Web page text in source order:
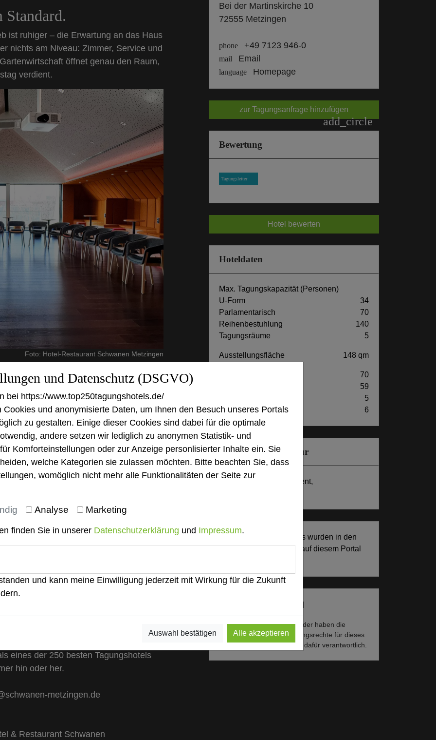
und Datenschutz (DSGVO)
bei https://www.top250tagungshotels.de/
Cookies und anonymisierte Daten, um Ihnen den Besuch unseres Portals
zu gestalten. Einige dieser Cookies sind dabei für die optimale
andere setzen wir lediglich zu anonymen Statistik- und
Komforteinstellungen oder zur Anzeige personlisierter Inhalte ein. Sie
welche Kategorien sie zulassen möchten. Bitte beachten Sie, dass
womöglich nicht mehr alle Funktionalitäten der Seite zur
Analyse Marketing
finden Sie in unserer Datenschutzerklärung und Impressum.
und kann meine Einwilligung jederzeit mit Wirkung für die Zukunft
Auswahl bestätigen Alle akzeptieren
Standard.
ist ruhiger – die Erwartung an das Haus
nichts am Niveau: Zimmer, Service und
öffnet genau den Raum,
verdient.
Foto: Hotel-Restaurant Schwanen Metzingen
weniger Betrieb, mehr Konzentration.
dasselbe von seinem Hotel.
Zimmer, Service, Küche – alles auf
ganze Jahr schätzen. Keine
hat bei uns eine eigene Karte:
vom Grill, leichte
frische Desserts aus Beeren und
mit dem Blick auf die Schwäbische
erfahren Sie bei uns.
– dem größten Premium-Outlet
aus dem Hotel tut, ist sofort
Ausblick. Beides funktioniert.
mit Echtholzparkett und
Wer gut schläft, startet besser in
eines der 250 besten Tagungshotels
hin oder her.
metzingen.de
& Restaurant Schwanen
Bei der Martinskirche 10
72555 Metzingen
phone +49 7123 946-0
mail Email
language Homepage
zur Tagungsanfrage hinzufügen
add_circle
Bewertung
Tagungsleiter
Hotel bewerten
Hoteldaten
Max. Tagungskapazität (Personen)
U-Form
34
Parlamentarisch
70
Reihenbestuhlung
140
Tagungsräume
5
Ausstellungsfläche 148 qm
70
59
5
Ateliers
6
Besonders geeignet für
Seminar, Konferenz, Event,
773 Seiten dieses Hotels wurden in den
vergangenen 30 Tagen auf diesem Portal
Impressum zum Hotel
Für die Verwendung der Bilder haben die
jeweiligen Hotels die Nutzungsrechte für dieses
Portal eingeräumt und sind dafür verantwortlich.